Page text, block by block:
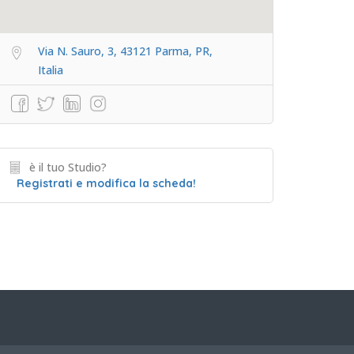
Via N. Sauro, 3, 43121 Parma, PR,
Italia
è il tuo Studio?
Registrati e modifica la scheda!